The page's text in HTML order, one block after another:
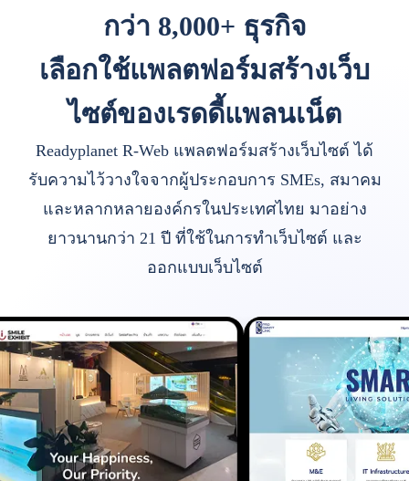
กว่า 8,000+ ธุรกิจ
เลือกใช้แพลตฟอร์มสร้างเว็บ
ไซต์ของเรดดี้แพลนเน็ต
Readyplanet R-Web แพลตฟอร์มสร้างเว็บไซต์ ได้
รับความไว้วางใจจากผู้ประกอบการ SMEs, สมาคม
และหลากหลายองค์กรในประเทศไทย มาอย่าง
ยาวนานกว่า 21 ปี ที่ใช้ในการทำเว็บไซต์ และ
ออกแบบเว็บไซต์